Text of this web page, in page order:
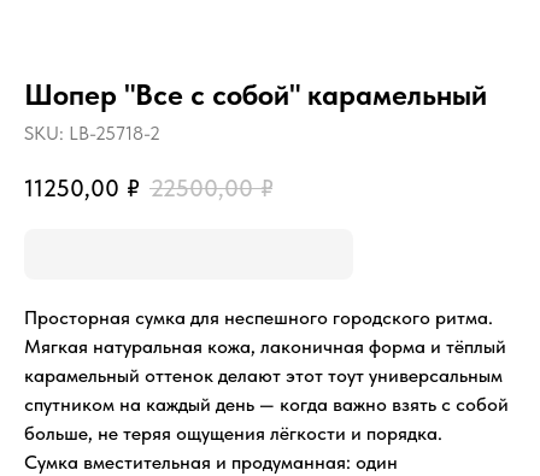
Шопер "Все с собой" карамельный
SKU: LB-25718-2
11250,00 ₽ 22500,00 ₽
Просторная сумка для неспешного городского ритма.
Мягкая натуральная кожа, лаконичная форма и тёплый
карамельный оттенок делают этот тоут универсальным
спутником на каждый день — когда важно взять с собой
больше, не теряя ощущения лёгкости и порядка.
Сумка вместительная и продуманная: один